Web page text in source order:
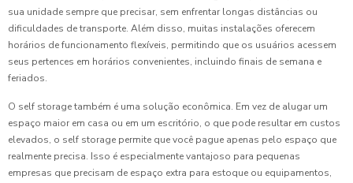
sua unidade sempre que precisar, sem enfrentar longas distâncias ou
dificuldades de transporte. Além disso, muitas instalações oferecem
horários de funcionamento flexíveis, permitindo que os usuários acessem
seus pertences em horários convenientes, incluindo finais de semana e
feriados.
O self storage também é uma solução econômica. Em vez de alugar um
espaço maior em casa ou em um escritório, o que pode resultar em custos
elevados, o self storage permite que você pague apenas pelo espaço que
realmente precisa. Isso é especialmente vantajoso para pequenas
empresas que precisam de espaço extra para estoque ou equipamentos,